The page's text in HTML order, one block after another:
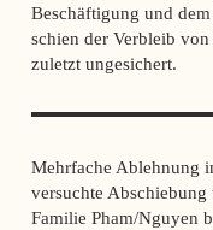
Beschäftigung und
schien der Verbleib
zuletzt ungesichert.
Mehrfache Ablehnung
versuchte
Familie Pham/Nguyen